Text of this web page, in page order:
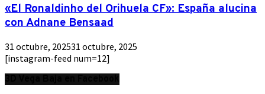
«El Ronaldinho del Orihuela CF»: España alucina
con Adnane Bensaad
31 octubre, 202531 octubre, 2025
[instagram-feed num=12]